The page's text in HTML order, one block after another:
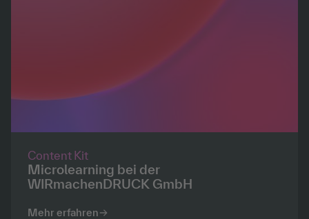
Content Kit
Microlearning bei der
WIRmachenDRUCK GmbH
Mehr erfahren